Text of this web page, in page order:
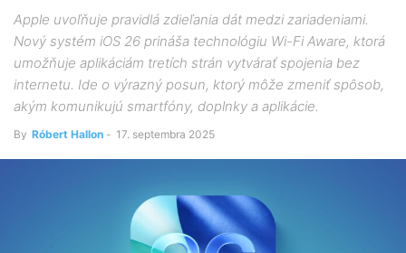
Apple uvoľňuje pravidlá zdieľania dát medzi zariadeniami.
Nový systém iOS 26 prináša technológiu Wi-Fi Aware, ktorá
umožňuje aplikáciám tretích strán vytvárať spojenia bez
internetu. Ide o výrazný posun, ktorý môže zmeniť spôsob,
akým komunikujú smartfóny, doplnky a aplikácie.
By Róbert Hallon - 17. septembra 2025